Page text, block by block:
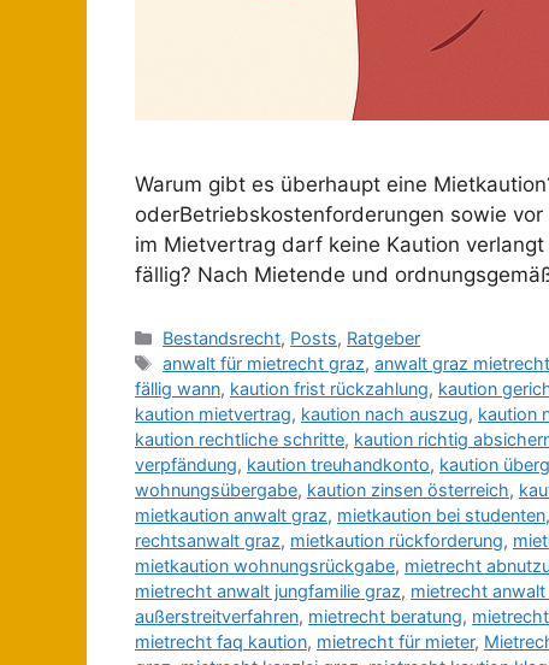
Warum gibt es überhaupt eine
oderBetriebskostenforderungen sowie
im Mietvertrag darf keine Kaution
fällig? Nach Mietende und
Bestandsrecht, Posts, Ratgeber
anwalt für mietrecht graz,anwalt graz mietrecht
fällig wann, kaution frist rückzahlung, kaution
kaution mietvertrag, kaution nach auszug, kaution
kaution rechtliche schritte, kaution richtig
verpfändung, kaution treuhandkonto, kaution
wohnungsübergabe, kaution zinsen österreich,
mietkaution anwalt graz, mietkaution bei studenten,
rechtsanwalt graz, mietkaution rückforderung,
mietkaution wohnungsrückgabe, mietrecht
mietrecht anwalt jungfamilie graz, mietrecht
außerstreitverfahren, mietrecht beratung,
mietrecht faq kaution, mietrecht für mieter,